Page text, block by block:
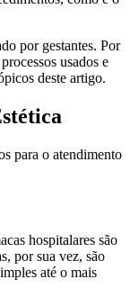
por gestantes. Por
usados e
deste artigo.
para o atendimento
hospitalares são
por sua vez, são
até o mais